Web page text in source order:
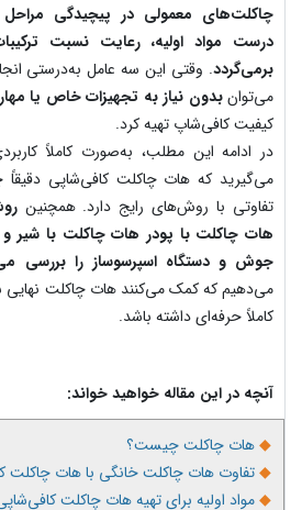
چاکلت‌های معمولی در پیچیدگی
درست مواد اولیه، رعایت نسبت
برمی‌گردد. وقتی این سه عامل به‌درستی
می‌توانبدون نیاز به تجهیزات خاص یا
کیفیت کافی‌شاپ تهیه کرد.
در ادامه این مطلب، به‌صورت کاملاً
می‌گیرید که هات چاکلت کافی‌شاپی
تفاوتی با روش‌های رایج دارد. همچنین
هات چاکلت با پودر هات چاکلت با شیر و
جوش و دستگاه اسپرسوساز را بررسی
می‌دهیم که کمک می‌کنند هات چاکلت نهایی
کاملاً حرفه‌ای داشته باشد.
آنچه در این مقاله خواهید خواند:
◆هات چاکلت چیست؟
◆تفاوت هات چاکلت خانگی با هات چاکلت
◆مواد اولیه برای تهیه هات چاکلت